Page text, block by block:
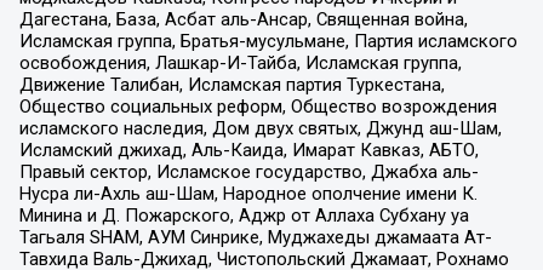
Дагестана, База, Асбат аль-Ансар, Священная война,
Исламская группа, Братья-мусульмане, Партия исламского
освобождения, Лашкар-И-Тайба, Исламская группа,
Движение Талибан, Исламская партия Туркестана,
Общество социальных реформ, Общество возрождения
исламского наследия, Дом двух святых, Джунд аш-Шам,
Исламский джихад, Аль-Каида, Имарат Кавказ, АБТО,
Правый сектор, Исламское государство, Джабха аль-
Нусра ли-Ахль аш-Шам, Народное ополчение имени К.
Минина и Д. Пожарского, Аджр от Аллаха Субхану уа
Тагьаля SHAM, АУМ Синрике, Муджахеды джамаата Ат-
Тавхида Валь-Джихад, Чистопольский Джамаат, Рохнамо